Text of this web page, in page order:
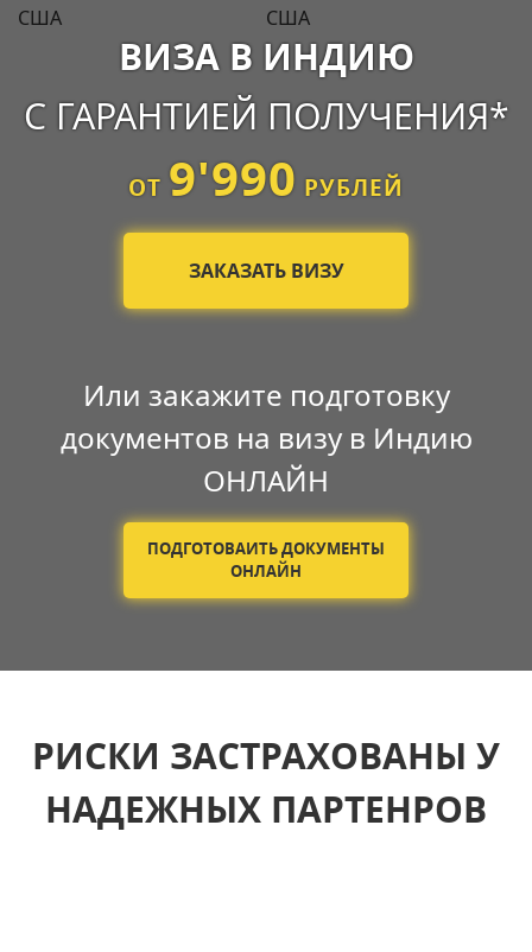
ВИЗА В ИНДИЮ
С ГАРАНТИЕЙ ПОЛУЧЕНИЯ*
ОТ 9'990 РУБЛЕЙ
ЗАКАЗАТЬ ВИЗУ
Или закажите подготовку
документов на визу в Индию
ОНЛАЙН
ПОДГОТОВАИТЬ ДОКУМЕНТЫ
ОНЛАЙН
РИСКИ ЗАСТРАХОВАНЫ У
НАДЕЖНЫХ ПАРТЕНРОВ